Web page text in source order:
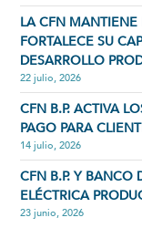
LA CFN MANTIENE
FORTALECE SU
DESARROLLO
22 julio, 2026
CFN B.P. ACTIVA
PAGO PARA
14 julio, 2026
CFN B.P. Y BANCO
ELÉCTRICA
23 junio, 2026